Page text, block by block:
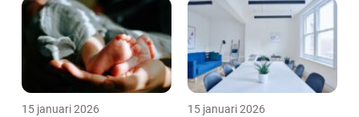
15 januari 2026 15 januari 2026